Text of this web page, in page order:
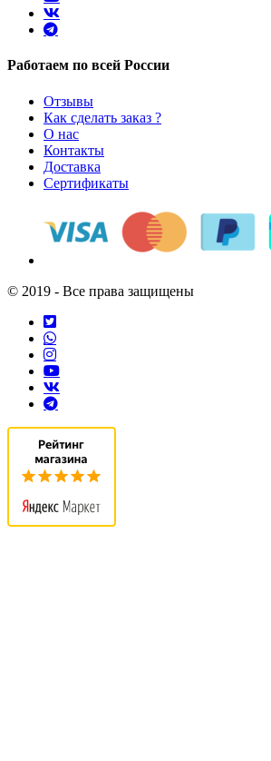
Работаем по всей России
Отзывы
Как сделать заказ ?
О нас
Контакты
Доставка
Сертификаты
© 2019 - Все права защищены